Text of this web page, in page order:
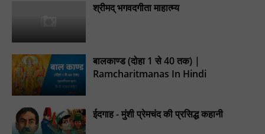
श्रीमद् भगवदगीता माहात्म्य
बालकाण्ड (दोहा 1 से 40 तक) |
Ramcharitmanas In Hindi
ईदगाह - मुंशी प्रेमचंद की प्रसिद्ध कहानी